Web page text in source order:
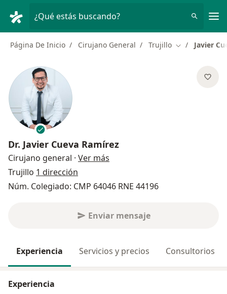
¿Qué estás buscando?
Página De Inicio Cirujano General Trujillo Cambiar de
Javier
Dr. Javier Cueva Ramírez
Cirujano general · Ver más
Trujillo 1 dirección
Núm. Colegiado: CMP 64046 RNE 44196
Enviar mensaje
Experiencia Servicios y precios Consultorios
Experiencia